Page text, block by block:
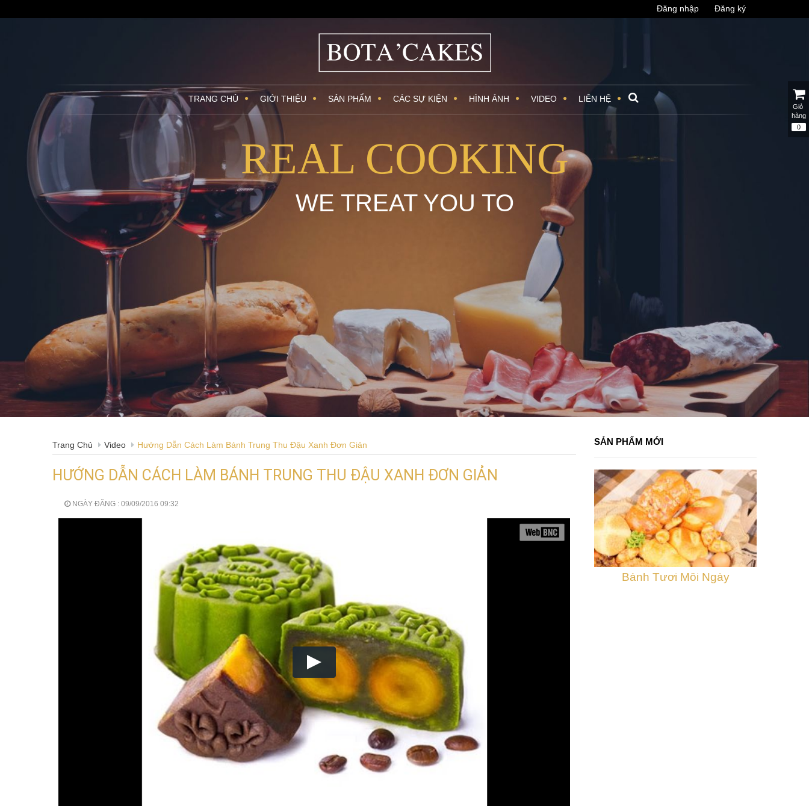
Đăng nhập Đăng ký
TRANG CHỦ GIỚI THIỆU SẢN PHẨM CÁC SỰ KIỆN HÌNH ẢNH VIDEO LIÊN HỆ
REAL COOKING
WE TREAT YOU TO
Trang Chủ Video Hướng Dẫn Cách Làm Bánh Trung Thu Đậu Xanh Đơn Giản
HƯỚNG DẪN CÁCH LÀM BÁNH TRUNG THU ĐẬU XANH ĐƠN GIẢN
NGÀY ĐĂNG : 09/09/2016 09:32
SẢN PHẨM MỚI
Bánh Tươi Mỗi Ngày
Giỏ
hàng
0